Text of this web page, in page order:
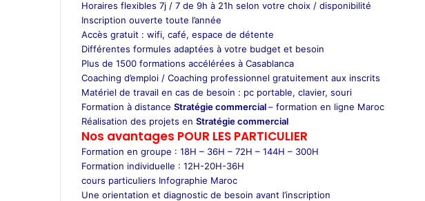
Horaires flexibles 7j / 7 de 9h à 21h selon votre choix / disponibilité
Inscription ouverte toute l’année
Accès gratuit : wifi, café, espace de détente
Différentes formules adaptées à votre budget et besoin
Plus de 1500 formations accélérées à Casablanca
Coaching d’emploi / Coaching professionnel gratuitement aux inscrits
Matériel de travail en cas de besoin : pc portable, clavier, souri
Formation à distance Stratégie commercial– formation en ligne Maroc
Réalisation des projets en Stratégie commercial
Nos avantages POUR LES PARTICULIER
Formation en groupe : 18H – 36H – 72H – 144H – 300H
Formation individuelle : 12H-20H-36H
cours particuliers Infographie Maroc
Une orientation et diagnostic de besoin avant l’inscription